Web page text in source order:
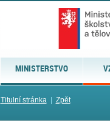
MINISTERSTVO
Titulní stránka| Zpět